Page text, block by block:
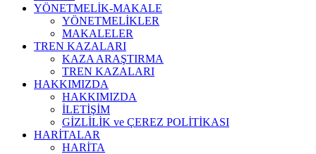
YÖNETMELİK-MAKALE
YÖNETMELİKLER
MAKALELER
TREN KAZALARI
KAZA ARAŞTIRMA
TREN KAZALARI
HAKKIMIZDA
HAKKIMIZDA
İLETİŞİM
GİZLİLİK ve ÇEREZ POLİTİKASI
HARİTALAR
HARİTA